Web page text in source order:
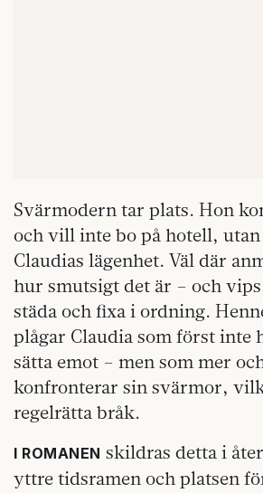
Svärmodern tar plats. Hon
och vill inte bo på hotell,
Claudias lägenhet. Väl där
hur smutsigt det är – och
städa och fixa i ordning.
plågar Claudia som först inte
sätta emot – men som mer
konfronterar sin svärmor,
regelrätta bråk.
I ROMANEN skildras detta i
yttre tidsramen och platsen